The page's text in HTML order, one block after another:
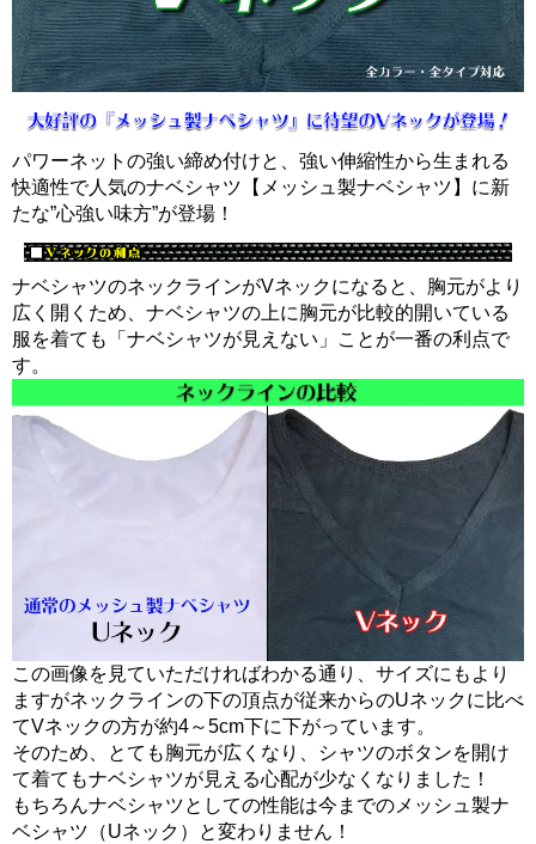
パワーネットの強い締め付けと、強い伸縮性から生まれる
快適性で人気のナベシャツ【メッシュ製ナベシャツ】に新
たな”心強い味方”が登場！
ナベシャツのネックラインがVネックになると、胸元がより
広く開くため、ナベシャツの上に胸元が比較的開いている
服を着ても「ナベシャツが見えない」ことが一番の利点で
す。
この画像を見ていただければわかる通り、サイズにもより
ますがネックラインの下の頂点が従来からのUネックに比べ
てVネックの方が約4～5cm下に下がっています。
そのため、とても胸元が広くなり、シャツのボタンを開け
て着てもナベシャツが見える心配が少なくなりました！
もちろんナベシャツとしての性能は今までのメッシュ製ナ
ベシャツ（Uネック）と変わりません！